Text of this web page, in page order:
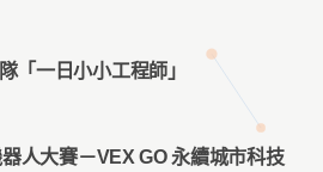
「一日小小工程師」
人大賽－VEX GO 永續城市科技